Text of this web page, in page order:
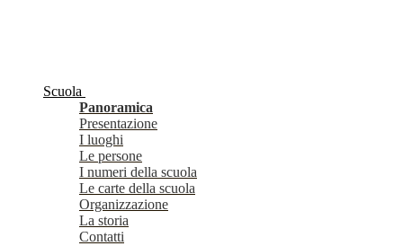
Scuola
Panoramica
Presentazione
I luoghi
Le persone
I numeri della scuola
Le carte della scuola
Organizzazione
La storia
Contatti